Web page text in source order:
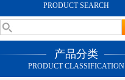
PRODUCT SEARCH
产品分类
PRODUCT CLASSIFICATION